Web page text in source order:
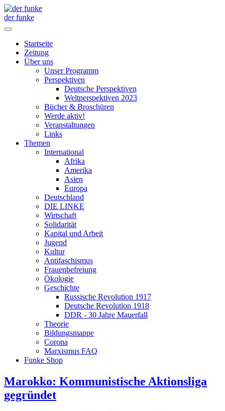
der funke
Startseite
Zeitung
Über uns
Unser Programm
Perspektiven
Deutsche Perspektiven
Weltperspektiven 2023
Bücher & Broschüren
Werde aktiv!
Veranstaltungen
Links
Themen
International
Afrika
Amerika
Asien
Europa
Deutschland
DIE LINKE
Wirtschaft
Solidarität
Kapital und Arbeit
Jugend
Kultur
Antifaschismus
Frauenbefreiung
Ökologie
Geschichte
Russische Revolution 1917
Deutsche Revolution 1918
DDR - 30 Jahre Mauerfall
Theorie
Bildungsmappe
Corona
Marxismus FAQ
Funke Shop
Marokko: Kommunistische Aktionsliga
gegründet